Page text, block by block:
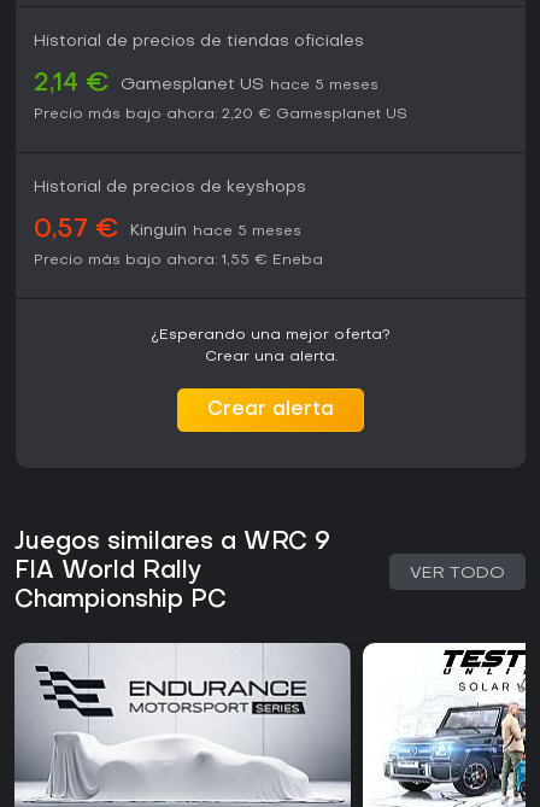
Historial de precios de tiendas oficiales
2,14 € Gamesplanet US
hace 5 meses
Precio más bajo ahora: 2,20 € Gamesplanet US
Historial de precios de keyshops
0,57 € Kinguin
hace 5 meses
Precio más bajo ahora: 1,55 € Eneba
¿Esperando una mejor oferta?
Crear una alerta.
Crear alerta
Juegos similares a WRC 9
FIA World Rally
Championship PC
VER TODO